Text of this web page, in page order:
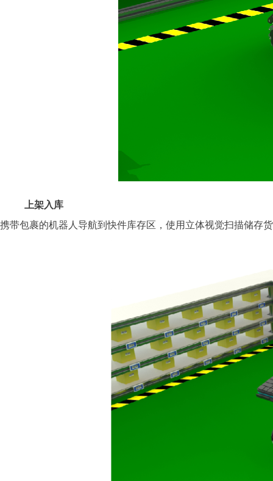
上架入库
携带包裹的机器人导航到快件库存区，使用立体视觉扫描储存